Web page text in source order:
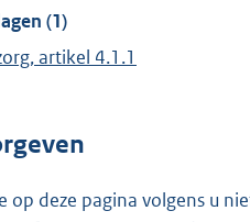
(1)
artikel 4.1.1
deze pagina volgens u